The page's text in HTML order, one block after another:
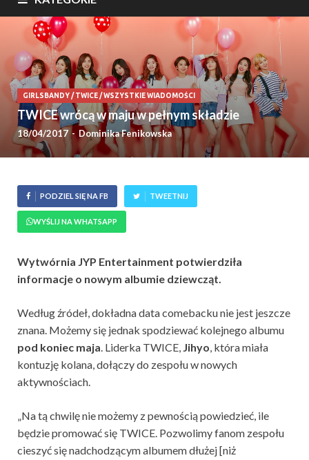
GIRLSBANDY/TWICE/WSZYSTKIE WIADOMOŚCI
TWICE wrócą w maju w pełnym składzie
18/04/2017 - Dominika Fenikowska
PODZIEL SIĘ NA FB TWEETNIJ
WYŚLIJ NA WHATSAPP
Wytwórnia JYP Entertainment potwierdziła
informacje o nowym albumie dziewcząt.
Według źródeł, dokładna data comebacku nie jest jeszcze
znana. Możemy się jednak spodziewać kolejnego albumu
pod koniec maja. Liderka TWICE, Jihyo, która miała
kontuzję kolana, dołączy do zespołu w nowych
aktywnościach.
„Na tą chwilę nie możemy z pewnością powiedzieć, ile
będzie promować się TWICE. Pozwolimy fanom zespołu
cieszyć się nadchodzącym albumem dłużej [niż